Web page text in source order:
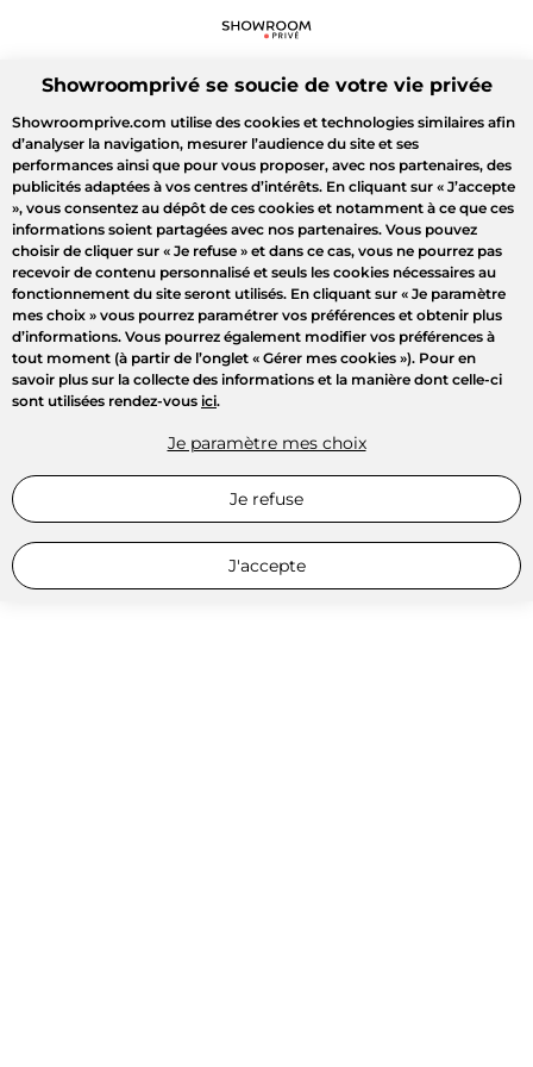
Showroomprivé se soucie de votre vie privée
Showroomprive.com utilise des cookies et technologies similaires afin
d’analyser la navigation, mesurer l’audience du site et ses
performances ainsi que pour vous proposer, avec nos partenaires, des
publicités adaptées à vos centres d’intérêts. En cliquant sur « J’accepte
», vous consentez au dépôt de ces cookies et notamment à ce que ces
informations soient partagées avec nos partenaires. Vous pouvez
choisir de cliquer sur « Je refuse » et dans ce cas, vous ne pourrez pas
recevoir de contenu personnalisé et seuls les cookies nécessaires au
fonctionnement du site seront utilisés. En cliquant sur « Je paramètre
mes choix » vous pourrez paramétrer vos préférences et obtenir plus
d’informations. Vous pourrez également modifier vos préférences à
tout moment (à partir de l’onglet « Gérer mes cookies »). Pour en
savoir plus sur la collecte des informations et la manière dont celle-ci
sont utilisées rendez-vous ici.
Je paramètre mes choix
Je refuse
J'accepte